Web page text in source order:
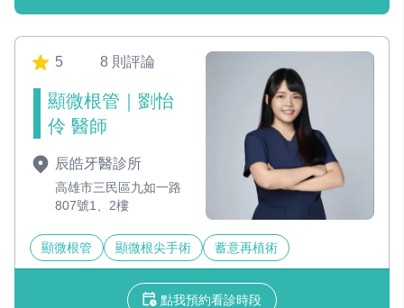
5 8 則評論
顯微根管｜劉怡
伶 醫師
辰皓牙醫診所
高雄市三民區九如一路
807號1、2樓
顯微根管 顯微根尖手術 蓄意再植術
點我預約看診時段